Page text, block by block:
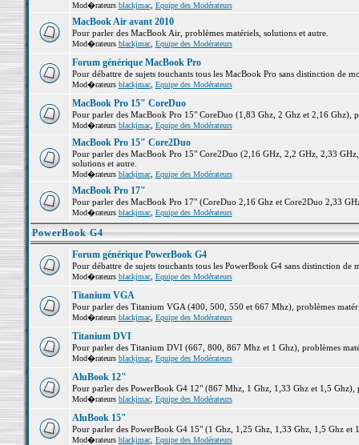
Mod�rateurs blackjmac, Equipe des Modérateurs
MacBook Air avant 2010
Pour parler des MacBook Air, problèmes matériels, solutions et autre.
Mod�rateurs blackjmac, Equipe des Modérateurs
Forum générique MacBook Pro
Pour débattre de sujets touchants tous les MacBook Pro sans distinction de
Mod�rateurs blackjmac, Equipe des Modérateurs
MacBook Pro 15" CoreDuo
Pour parler des MacBook Pro 15" CoreDuo (1,83 Ghz, 2 Ghz et 2,16 Ghz),
Mod�rateurs blackjmac, Equipe des Modérateurs
MacBook Pro 15" Core2Duo
Pour parler des MacBook Pro 15" Core2Duo (2,16 GHz, 2,2 GHz, 2,33
solutions et autre.
Mod�rateurs blackjmac, Equipe des Modérateurs
MacBook Pro 17"
Pour parler des MacBook Pro 17" (CoreDuo 2,16 Ghz et Core2Duo 2,33
Mod�rateurs blackjmac, Equipe des Modérateurs
PowerBook G4
Forum générique PowerBook G4
Pour débattre de sujets touchants tous les PowerBook G4 sans distinction de
Mod�rateurs blackjmac, Equipe des Modérateurs
Titanium VGA
Pour parler des Titanium VGA (400, 500, 550 et 667 Mhz), problèmes
Mod�rateurs blackjmac, Equipe des Modérateurs
Titanium DVI
Pour parler des Titanium DVI (667, 800, 867 Mhz et 1 Ghz), problèmes
Mod�rateurs blackjmac, Equipe des Modérateurs
AluBook 12"
Pour parler des PowerBook G4 12" (867 Mhz, 1 Ghz, 1,33 Ghz et 1,5 Ghz),
Mod�rateurs blackjmac, Equipe des Modérateurs
AluBook 15"
Pour parler des PowerBook G4 15" (1 Ghz, 1,25 Ghz, 1,33 Ghz, 1,5 Ghz et
Mod�rateurs blackjmac, Equipe des Modérateurs